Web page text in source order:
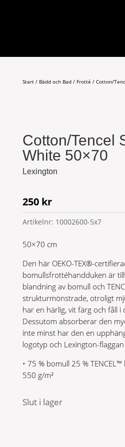
Start/ Bädd och Bad/ Frotté / Cotton/
Cotton/Tencel
White 50×70
Lexington
250 kr
Artikelnr: 10002600-5x7
50×70 cm
Den här OEKO-TEX®-
bomullsfrottéhandduken är
blandning av bomull och
strukturmönstrade, otroligt
har en härlig, vit färg och fåll i
Dessutom absorberar den
inte minst har den en
logotyp och Lexington-
• 75 % bomull 25 %
550 g/m²
Slut i lager